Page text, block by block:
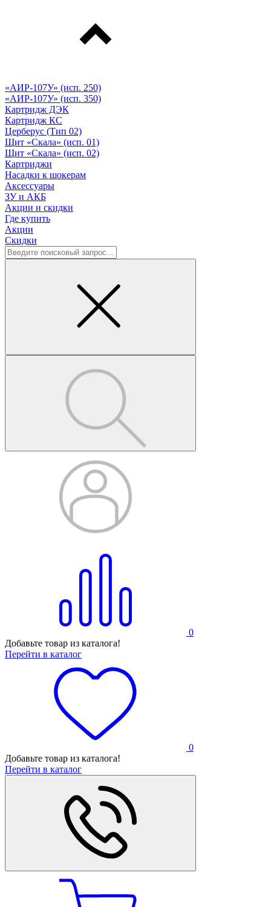
«АИР-107У» (исп. 250)
«АИР-107У» (исп. 350)
Картридж ДЭК
Картридж КС
Церберус (Тип 02)
Щит «Скала» (исп. 01)
Щит «Скала» (исп. 02)
Картриджи
Насадки к шокерам
Аксессуары
ЗУ и АКБ
Акции и скидки
Где купить
Акции
Скидки
0
Добавьте товар из каталога!
Перейти в каталог
0
Добавьте товар из каталога!
Перейти в каталог